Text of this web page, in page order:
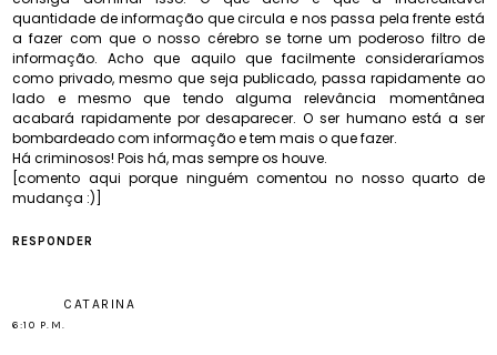
quantidade de informação que circula e nos passa pela frente está
a fazer com que o nosso cérebro se torne um poderoso filtro de
informação. Acho que aquilo que facilmente consideraríamos
como privado, mesmo que seja publicado, passa rapidamente ao
lado e mesmo que tendo alguma relevância momentânea
acabará rapidamente por desaparecer. O ser humano está a ser
bombardeado com informação e tem mais o que fazer.
Há criminosos! Pois há, mas sempre os houve.
[comento aqui porque ninguém comentou no nossoquarto de
mudança :)]
RESPONDER
CATARINA
6:10 P.M.